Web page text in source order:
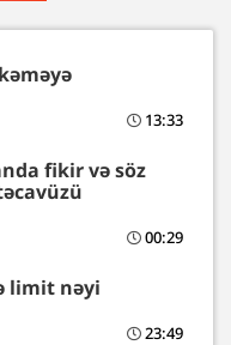
13:33
fikir və söz
00:29
limit nəyi
23:49